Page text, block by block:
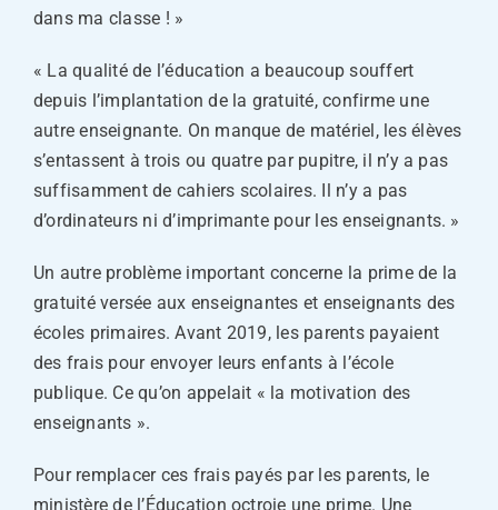
dans ma classe ! »
« La qualité de l’éducation a beaucoup souffert
depuis l’implantation de la gratuité, confirme une
autre enseignante. On manque de matériel, les élèves
s’entassent à trois ou quatre par pupitre, il n’y a pas
suffisamment de cahiers scolaires. Il n’y a pas
d’ordinateurs ni d’imprimante pour les enseignants. »
Un autre problème important concerne la prime de la
gratuité versée aux enseignantes et enseignants des
écoles primaires. Avant 2019, les parents payaient
des frais pour envoyer leurs enfants à l’école
publique. Ce qu’on appelait « la motivation des
enseignants ».
Pour remplacer ces frais payés par les parents, le
ministère de l’Éducation octroie une prime. Une